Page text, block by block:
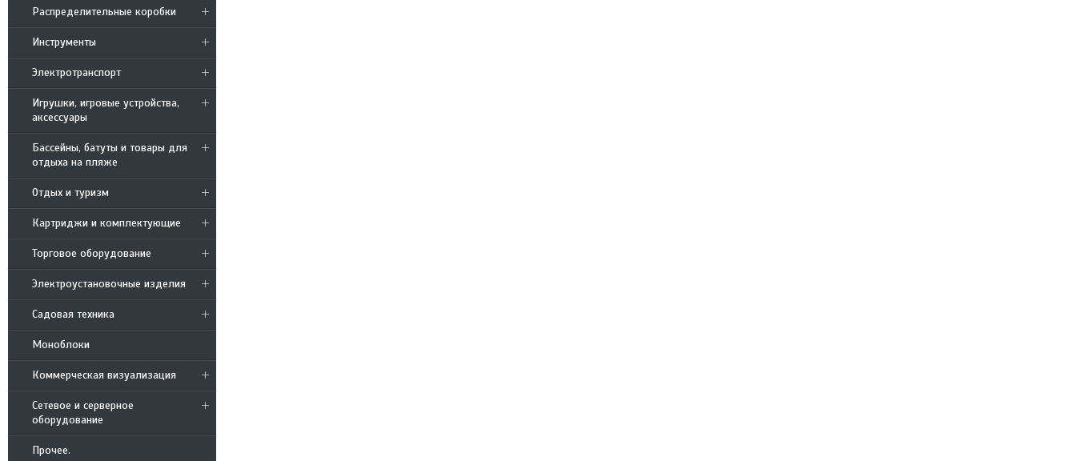
Распределительные коробки
Инструменты
Электротранспорт
Игрушки, игровые устройства,
аксессуары
Бассейны, батуты и товары для
отдыха на пляже
Отдых и туризм
Картриджи и комплектующие
Торговое оборудование
Электроустановочные изделия
Садовая техника
Моноблоки
Коммерческая визуализация
Сетевое и серверное
оборудование
Прочее.